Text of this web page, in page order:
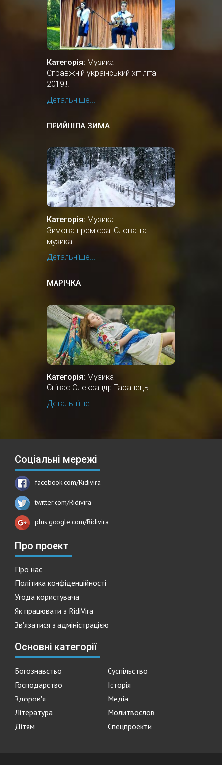
Категорія: Музика
Справжній український хіт літа
2019!!!
Детальніше...
ПРИЙШЛА ЗИМА
Категорія: Музика
Зимова прем'єра. Слова та
музика...
Детальніше...
МАРІЧКА
Категорія: Музика
Співає Олександр Таранець.
Детальніше...
Соціальні мережі
facebook.com/Ridivira
twitter.com/Ridivira
plus.google.com/Ridivira
Про проект
Про нас
Політика конфіденційності
Угода користувача
Як працювати з RidiVira
Зв'язатися з адміністрацією
Основні категорії
Богознавство
Суспільство
Господарство
Історія
Здоров'я
Медіа
Література
Молитвослов
Дітям
Спецпроекти